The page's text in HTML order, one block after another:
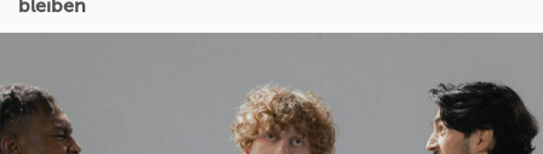
bleiben